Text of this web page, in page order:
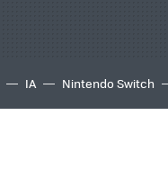
IA Nintendo Switch